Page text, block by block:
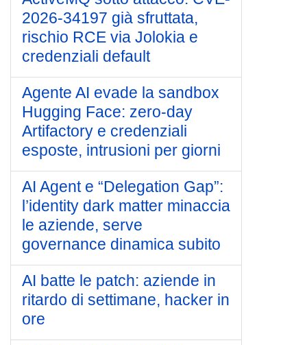
2026-34197 già sfruttata,
rischio RCE via Jolokia e
credenziali default
Agente AI evade la sandbox
Hugging Face: zero-day
Artifactory e credenziali
esposte, intrusioni per giorni
AI Agent e “Delegation Gap”:
l’identity dark matter minaccia
le aziende, serve
governance dinamica subito
AI batte le patch: aziende in
ritardo di settimane, hacker in
ore